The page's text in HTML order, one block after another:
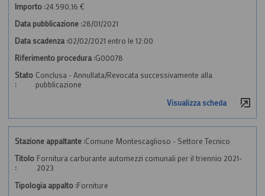
Importo :24.590,16 €
Data pubblicazione :28/01/2021
Data scadenza :02/02/2021 entro le 12:00
Riferimento procedura :G00078
Stato
:
Conclusa - Annullata/Revocata successivamente alla
pubblicazione
Visualizza scheda
Stazione appaltante :Comune Montescaglioso - Settore Tecnico
Titolo
:
Fornitura carburante automezzi comunali per il triennio 2021-
2023
Tipologia appalto :Forniture